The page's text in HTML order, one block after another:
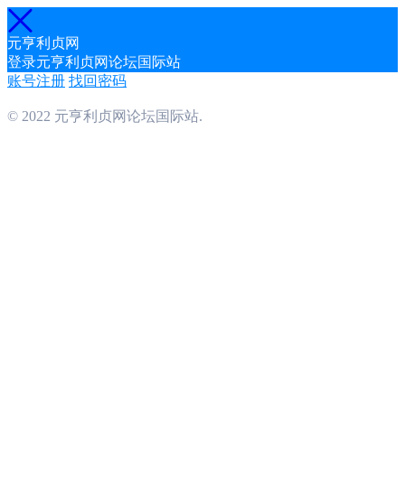
元亨利贞网
登录元亨利贞网论坛国际站
账号注册 找回密码
© 2022 元亨利贞网论坛国际站.